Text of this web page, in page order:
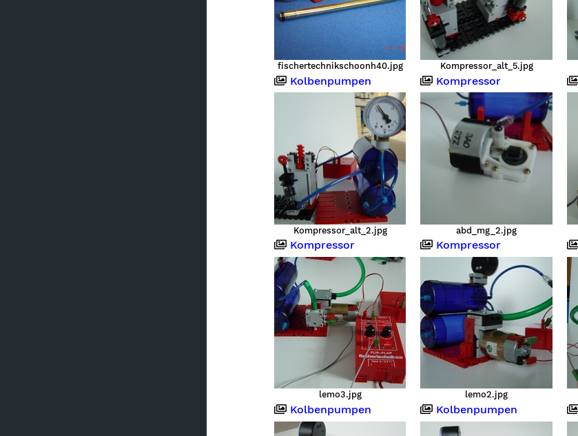
fischertechnikschoonh40.jpg Kompressor_alt_5.jpg
Kolbenpumpen
Kompressor_alt_2.jpg
Kompressor
abd_mg_2.jpg
Kompressor
lemo3.jpg
Kompressor
lemo2.jpg
Kolbenpumpen Kolbenpumpen